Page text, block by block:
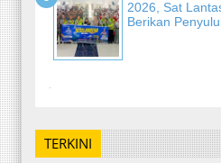
2026, Sat
Berikan
-
TERKINI